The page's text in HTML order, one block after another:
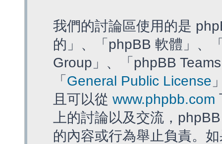
我們的討論區使用的是
的」、「phpBB 軟體」、
Group」、「phpBB
「 General Public License
且可以從 www.phpbb.com
上的討論以及交流，
的內容或行為舉止負責。